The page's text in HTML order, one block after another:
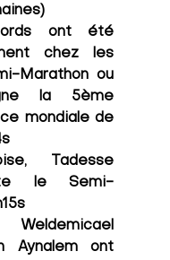
ont été
chez les
Marathon ou
la 5ème
mondiale de
Tadesse
le Semi-
Aynalem ont